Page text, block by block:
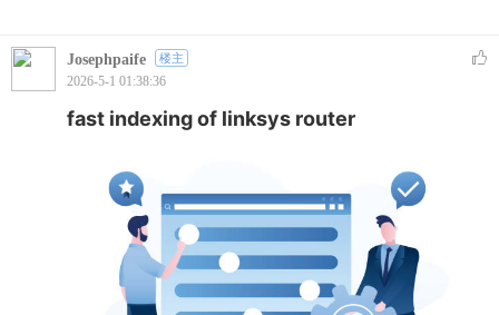
Josephpaife 楼主
2026-5-1 01:38:36
fast indexing of linksys router